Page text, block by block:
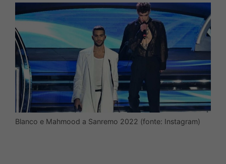
Blanco e Mahmood a Sanremo 2022 (fonte: Instagram)